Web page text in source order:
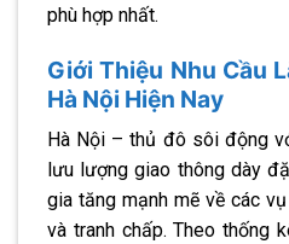
phù hợp nhất.
Giới Thiệu Nhu Cầu
Hà Nội Hiện Nay
Hà Nội – thủ đô sôi động
lưu lượng giao thông dày
gia tăng mạnh mẽ về các
và tranh chấp. Theo thống